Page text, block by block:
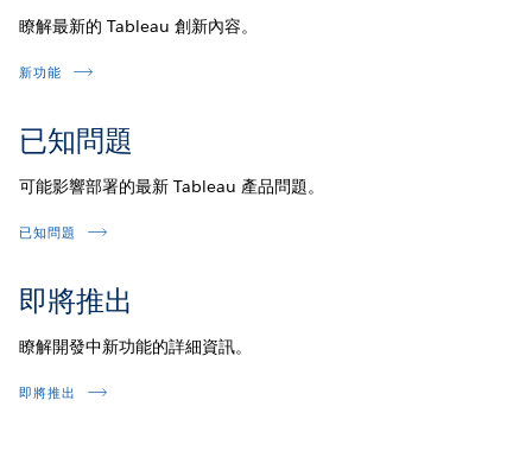
瞭解最新的 Tableau 創新內容。
新功能
已知問題
可能影響部署的最新 Tableau 產品問題。
已知問題
即將推出
瞭解開發中新功能的詳細資訊。
即將推出